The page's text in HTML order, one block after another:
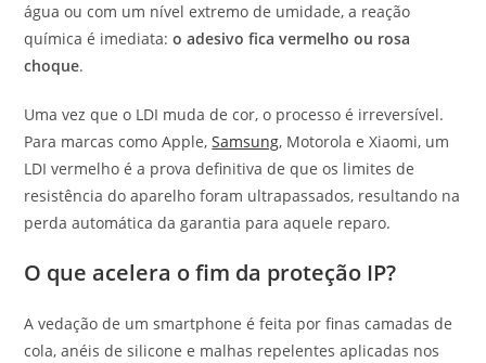
água ou com um nível extremo de umidade, a reação
química é imediata:o adesivo fica vermelho ou rosa
choque.
Uma vez que o LDI muda de cor, o processo é irreversível.
Para marcas como Apple,Samsung, Motorola e Xiaomi, um
LDI vermelho é a prova definitiva de que os limites de
resistência do aparelho foram ultrapassados, resultando na
perda automática da garantia para aquele reparo.
O que acelera o fim da proteção IP?
A vedação de um smartphone é feita por finas camadas de
cola, anéis de silicone e malhas repelentes aplicadas nos